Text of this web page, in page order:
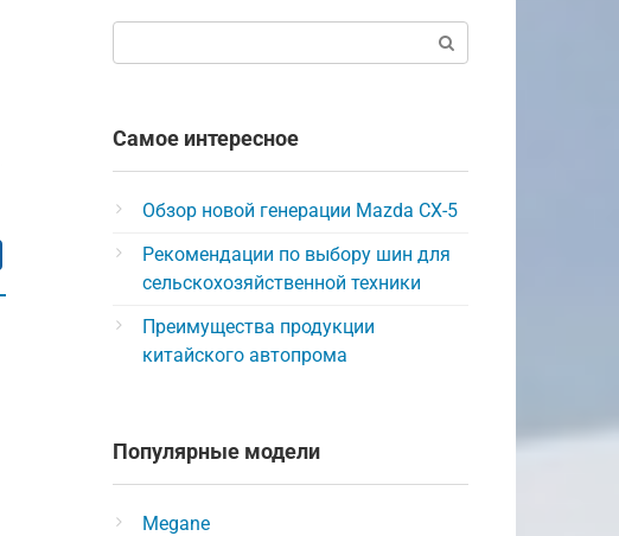
Самое интересное
Обзор новой генерации Mazda CX-5
Рекомендации по выбору шин для
сельскохозяйственной техники
Преимущества продукции
китайского автопрома
Популярные модели
Megane